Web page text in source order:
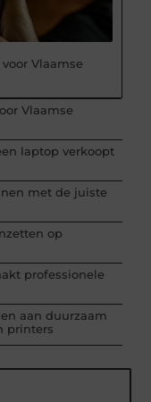
Vlaamse
Vlaamse
laptop verkoopt
met de juiste
op
professionele
aan duurzaam
printers